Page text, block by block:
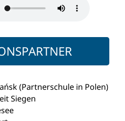
(Partnerschule in Polen)
Siegen